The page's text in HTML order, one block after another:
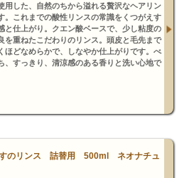
用した、自然のちから溢れる贅沢なヘアリン
。これまでの酸性リンスの常識をくつがえす
と仕上がり。クエン酸ベースで、少し粘度の
を重ねたこだわりのリンス。頭皮と毛先まで
ほどなめらかで、しなやか仕上がりです。べ
、すっきり、清涼感のある香りと洗い心地で
のリンス 詰替用 500ml ネオナチュ